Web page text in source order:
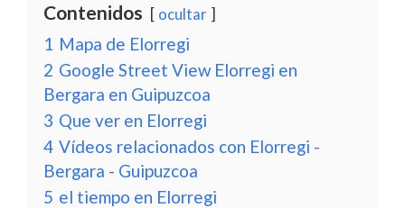
Contenidos ocultar
1 Mapa de Elorregi
2 Google Street View Elorregi en
Bergara en Guipuzcoa
3 Que ver en Elorregi
4 Vídeos relacionados con Elorregi -
Bergara - Guipuzcoa
5 el tiempo en Elorregi